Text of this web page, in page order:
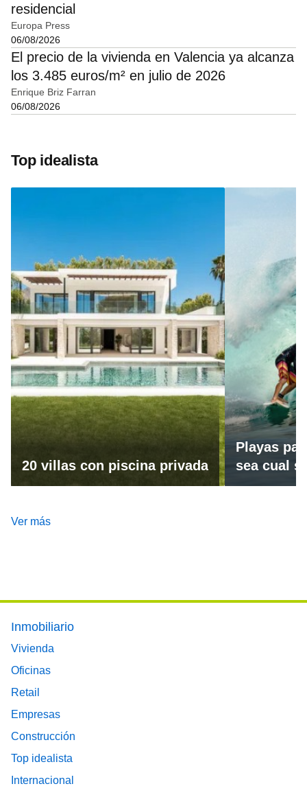
residencial
Europa Press
06/08/2026
El precio de la vivienda en Valencia ya alcanza
los 3.485 euros/m² en julio de 2026
Enrique Briz Farran
06/08/2026
Top idealista
20 villas con piscina privada
Playas
sea cual
Ver más
Footer main menu
Inmobiliario
Vivienda
Oficinas
Retail
Empresas
Construcción
Top idealista
Internacional